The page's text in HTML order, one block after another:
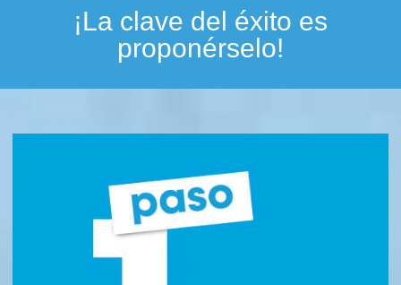
¡La clave del éxito es
proponérselo!